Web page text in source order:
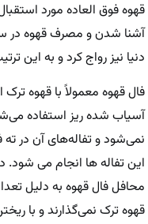
قهوه فوق العاده مورد
آشنا شدن و مصرف قهوه در
دنیا نیز رواج کرد و به این
فال قهوه معمولاً با قهوه ترک
آسیاب شده ریز استفاده
نمی‌شود و تفاله‌های آن در ته
این تفاله ها انجام می
محافل فال قهوه به دلیل
قهوه ترک نمی‌گذارند و با